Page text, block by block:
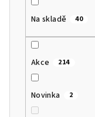
Na skladě 40
Akce 214
Novinka 2